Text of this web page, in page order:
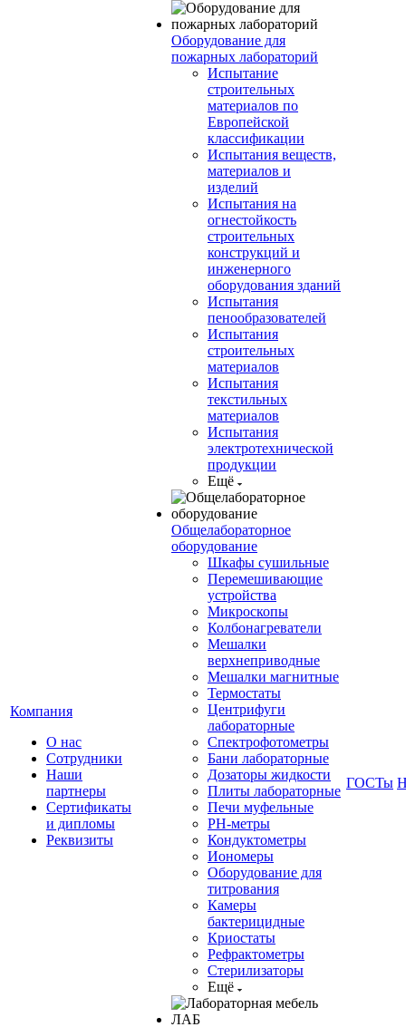
Компания
О нас
Сотрудники
Наши
партнеры
Сертификаты
и дипломы
Реквизиты
Оборудование для
пожарных лабораторий
Испытание
строительных
материалов по
Европейской
классификации
Испытания веществ,
материалов и
изделий
Испытания на
огнестойкость
строительных
конструкций и
инженерного
оборудования зданий
Испытания
пенообразователей
Испытания
строительных
материалов
Испытания
текстильных
материалов
Испытания
электротехнической
продукции
Ещё
Общелабораторное
оборудование
Шкафы сушильные
Перемешивающие
устройства
Микроскопы
Колбонагреватели
Мешалки
верхнеприводные
Мешалки магнитные
Термостаты
Центрифуги
лабораторные
Спектрофотометры
Бани лабораторные
Дозаторы жидкости
Плиты лабораторные
Печи муфельные
РН-метры
Кондуктометры
Иономеры
Оборудование для
титрования
Камеры
бактерицидные
Криостаты
Рефрактометры
Стерилизаторы
Ещё
ГОСТы